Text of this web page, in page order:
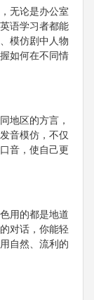
无论是办公室
语学习者都能
模仿剧中人物
如何在不同情
地区的方言，
音模仿，不仅
音，使自己更
用的都是地道
对话，你能轻
自然、流利的